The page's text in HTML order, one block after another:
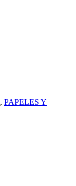
, PAPELES Y